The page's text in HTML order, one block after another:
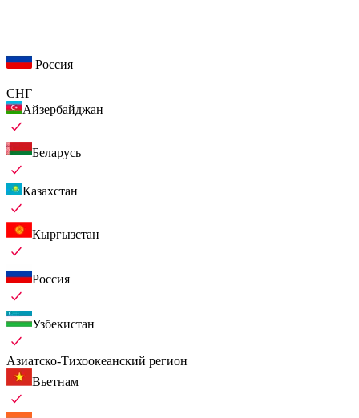
Россия
СНГ
Айзербайджан
Беларусь
Казахстан
Кыргызстан
Россия
Узбекистан
Азиатско-Тихоокеанский регион
Вьетнам